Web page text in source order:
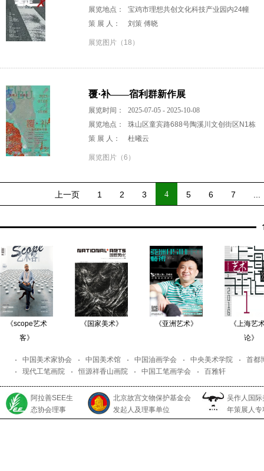
展览地点：
宝鸡市理想共创文化科技产业园内24幢
策 展 人：
刘策 傅晓
展览图片（18）
覆·补——宿利群新作展
展览时间：
2025-07-05 - 2025-10-08
展览地点：
珠山区童宾路688号陶溪川文创街区N1栋
策 展 人：
杜曦云
展览图片（6）
上一页 1 2 3 4 5 6 7
《scope艺术
客》
《国家美术》 《亚洲艺术》
《上海艺
论》
中国美术家协会 中国美术馆 中国油画学会 中央美术学院
首都
现代工笔画院
恒源祥香山画院 中国工笔画学会 百雅轩
阿拉善SEE生
态协会理事
北京故宫文物保护基金会
发起人及理事单位
吴作人国
年策展人专